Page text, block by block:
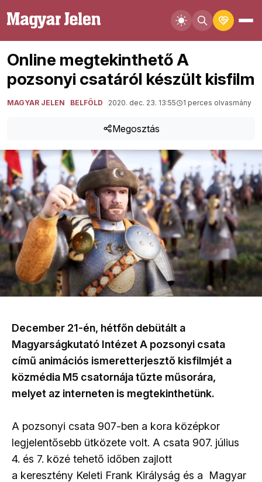
Online megtekinthető A
pozsonyi csatáról készült kisfilm
MAGYAR JELEN BELFÖLD 2020. dec. 23. 13:55 1 perces olvasmány
Megosztás
December 21-én, hétfőn debütált a
Magyarságkutató Intézet A pozsonyi csata
című animációs ismeretterjesztő kisfilmjét a
közmédia M5 csatornája tűzte műsorára,
melyet az interneten is megtekinthetünk.
A pozsonyi csata 907-ben a kora középkor
legjelentősebb ütközete volt. A csata 907. július
4. és 7. közé tehető időben zajlott
a keresztény Keleti Frank Királyság és a Magyar